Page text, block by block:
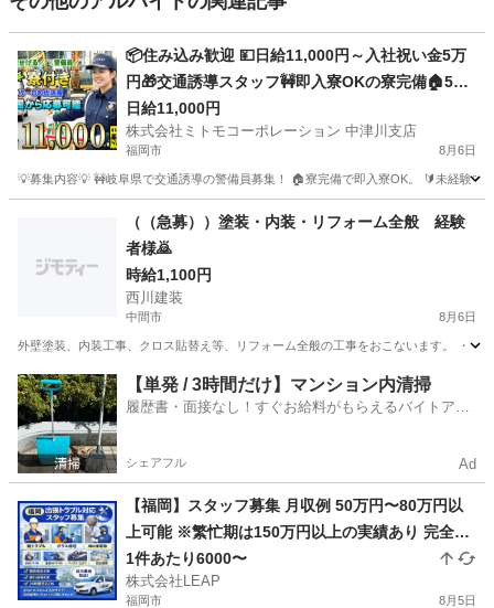
📦住み込み歓迎 💴日給11,000円～入社祝い金5万
円🎁交通誘導スタッフ🚧即入寮OKの寮完備🏠50
代・60代活躍中👴難しい作業は一切なし👌地域の
安全を守るやりがいある仕事🛡️Web面接で即決も
可能です💻
日給11,000円
株式会社ミトモコーポレーション 中津川支店
福岡市 8月6日
💡募集内容💡 🚧岐阜県で交通誘導の警備員募集！ 🏠寮完備で即入寮OK。 🔰未経験
その他 Web
（（急募））塗装・内装・リフォーム全般 経験
者様🙇
時給1,100円
西川建装
中間市 8月6日
外壁塗装、内装工事、クロス貼替え等、リフォーム全般の工事をおこないます。
福岡 中間市 その他 外壁塗装
【単発 / 3時間だけ】マンション内清掃
履歴書・面接なし！すぐお給料がもらえるバイトアプ
シェアフル Ad
【福岡】スタッフ募集 月収例 50万円〜80万円以
上可能 ※繁忙期は150万円以上の実績あり 完全出
来高制 1件あたり平均10,000円 1日2〜7件程度の
対応 日収目安：20,000円〜70,000円
1件あたり6000〜
株式会社LEAP
福岡市 8月5日